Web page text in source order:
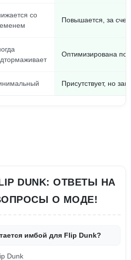
со
Повышается, за
Оптимизирована
Присутствует, но
DUNK: ОТВЕТЫ НА
О МОДЕ!
имбой для Flip Dunk?
Dunk